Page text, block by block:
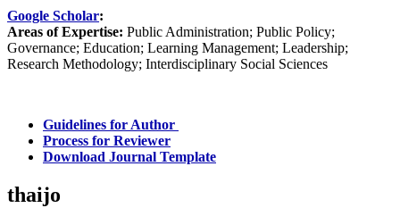
Google Scholar:
Areas of Expertise: Public Administration; Public Policy;
Governance; Education; Learning Management; Leadership;
Research Methodology; Interdisciplinary Social Sciences
Guidelines for Author
Process for Reviewer
Download Journal Template
thaijo